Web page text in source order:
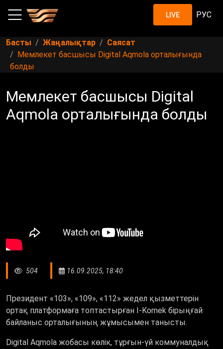
LIVE РУС
Басты Жаңалықтар
Саясат
Мемлекет басшысы Digital Aqmola орталығында
болды
Мемлекет басшысы Digital
Aqmola орталығында болды
504 16.09.2025, 18:40
Президент «103», «109», «112» жедел қызметтерін
ортақ платформаға топтастырған І-Komek бірыңғай
байланыс орталығының жұмысымен танысты.
Digital Aqmola жобасы көлік, тұрғын-үй коммуналдық